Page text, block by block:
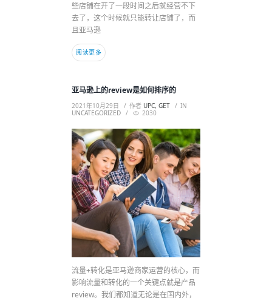
些店铺在开了一段时间之后就经营不下
去了，这个时候就只能转让店铺了，而
且亚马逊
阅读更多
亚马逊上的review是如何排序的
2021年10月29日 作者 UPC, GET
IN
UNCATEGORIZED
2030
流量+转化是亚马逊商家运营的核心，而
影响流量和转化的一个关键点就是产品
review。我们都知道无论是在国内外，